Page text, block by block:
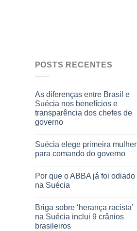
POSTS RECENTES
As diferenças entre Brasil e
Suécia nos benefícios e
transparência dos chefes de
governo
Suécia elege primeira mulher
para comando do governo
Por que o ABBA já foi odiado
na Suécia
Briga sobre ‘herança racista’
na Suécia inclui 9 crânios
brasileiros